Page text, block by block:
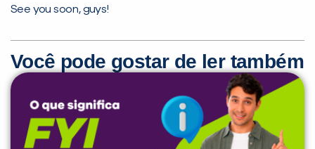
See you soon, guys!
Você pode gostar de ler também